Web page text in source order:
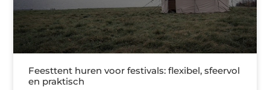
Feesttent huren voor festivals: flexibel, sfeervol
en praktisch